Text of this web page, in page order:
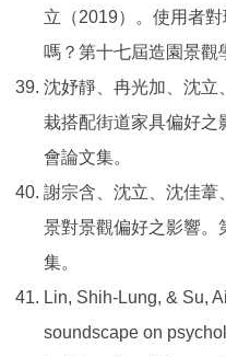
立（2019）。使用者
嗎？第十七屆造園景觀
沈妤靜、冉光加、沈立
栽搭配街道家具偏好之
會論文集。
謝宗含、沈立、沈佳葦
景對景觀偏好之影響。
集。
Lin, Shih-Lung, & Su,
soundscape on